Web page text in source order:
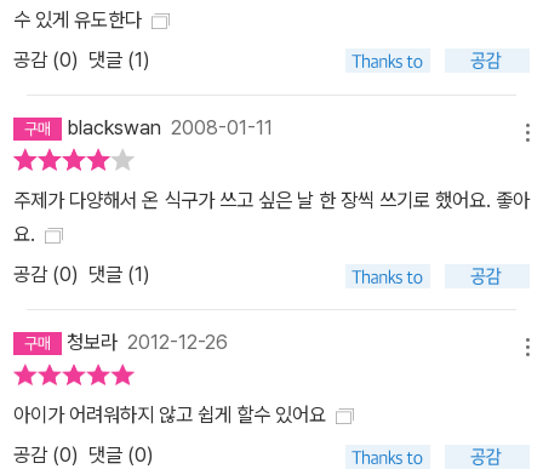
수 있게 유도한다
공감 (0) 댓글 (1)
blackswan 2008-01-11
주제가 다양해서 온 식구가 쓰고 싶은 날 한 장씩 쓰기로 했어요. 좋아
요.
공감 (0) 댓글 (1)
청보라 2012-12-26
아이가 어려워하지 않고 쉽게 할수 있어요
공감 (0) 댓글 (0)